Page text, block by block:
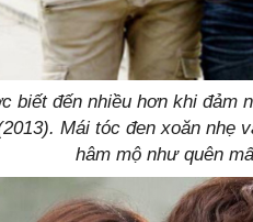
biết đến nhiều hơn khi đảm
Mái tóc đen xoăn nhẹ
hâm mộ như quên